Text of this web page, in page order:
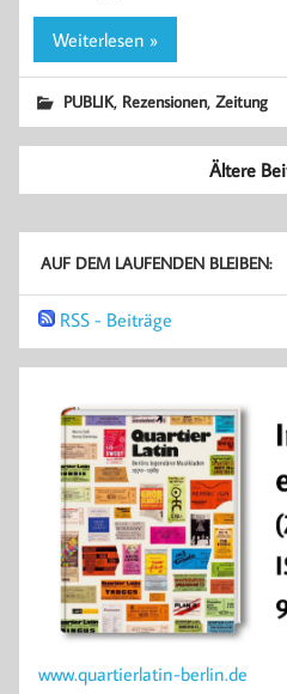
Weiterlesen »
PUBLIK, Rezensionen,Zeitung
Ältere
AUF DEM LAUFENDEN BLEIBEN:
RSS - Beiträge
www.quartierlatin-berlin.de